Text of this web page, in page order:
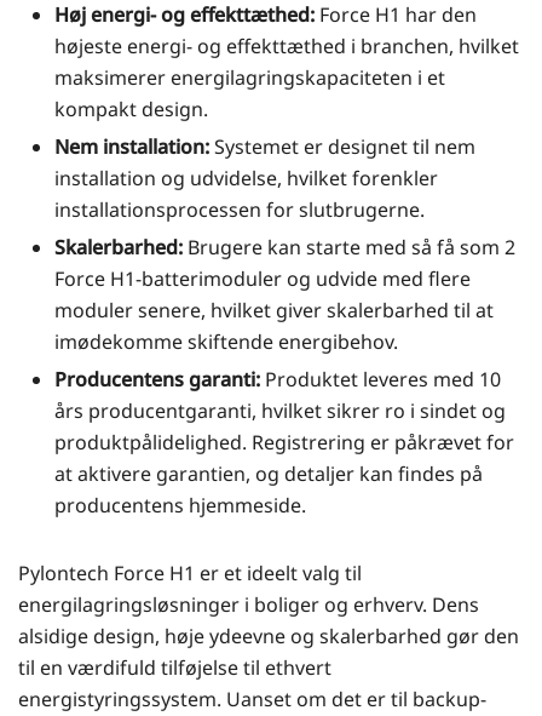
Høj energi- og effekttæthed: Force H1 har den
højeste energi- og effekttæthed i branchen, hvilket
maksimerer energilagringskapaciteten i et
kompakt design.
Nem installation:Systemet er designet til nem
installation og udvidelse, hvilket forenkler
installationsprocessen for slutbrugerne.
Skalerbarhed: Brugere kan starte med så få som 2
Force H1-batterimoduler og udvide med flere
moduler senere, hvilket giver skalerbarhed til at
imødekomme skiftende energibehov.
Producentens garanti: Produktet leveres med 10
års producentgaranti, hvilket sikrer ro i sindet og
produktpålidelighed. Registrering er påkrævet for
at aktivere garantien, og detaljer kan findes på
producentens hjemmeside.
Pylontech Force H1 er et ideelt valg til
energilagringsløsninger i boliger og erhverv. Dens
alsidige design, høje ydeevne og skalerbarhed gør den
til en værdifuld tilføjelse til ethvert
energistyringssystem. Uanset om det er til backup-